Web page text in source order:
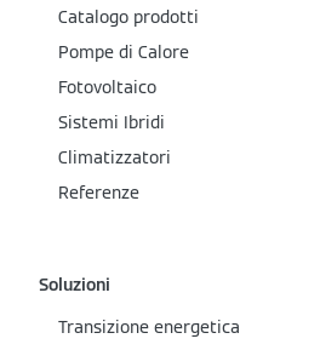
Catalogo prodotti
Pompe di Calore
Fotovoltaico
Sistemi Ibridi
Climatizzatori
Referenze
Soluzioni
Transizione energetica